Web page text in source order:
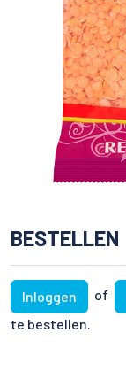
BESTELLEN
Inloggen of
te bestellen.